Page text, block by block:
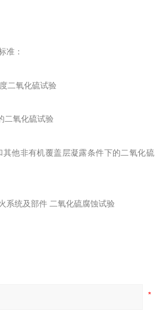
准：
二氧化硫试验
二氧化硫试验
其他非有机覆盖层凝露条件下的二氧化硫
系统及部件 二氧化硫腐蚀试验